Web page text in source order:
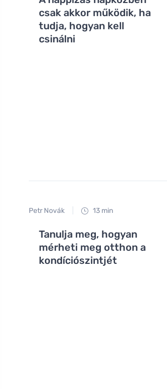
csak akkor működik, ha
tudja, hogyan kell
csinálni
Petr Novák 13 min
Tanulja meg, hogyan
mérheti meg otthon a
kondíciószintjét